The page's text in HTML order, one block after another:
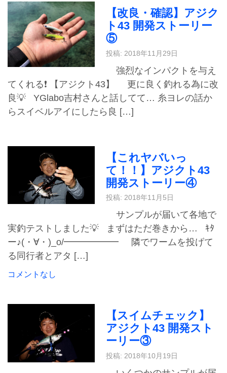
【改良・確認】アジク
ト43 開発ストーリー
⑤
投稿: 2018年11月29日
強烈なインパクトを与え
てくれる❗️ 【アジクト43】 更に良く釣れる為に改
良💡 YGlabo吉村さんと話してて… 糸ヨレの話か
らスイベルアイにしたら良 […]
【これヤバいっ
て！！】アジクト43
開発ストーリー④
投稿: 2018年11月5日
サンプルが届いて各地で
実釣テストしました💡 まずはただ巻きから… ｷﾀ
ー♪(・∀・)_o/━━━━━━ 隣でワームを投げて
る同行者とアタ […]
コメントなし
【スイムチェック】
アジクト43 開発スト
ーリー③
投稿: 2018年10月19日